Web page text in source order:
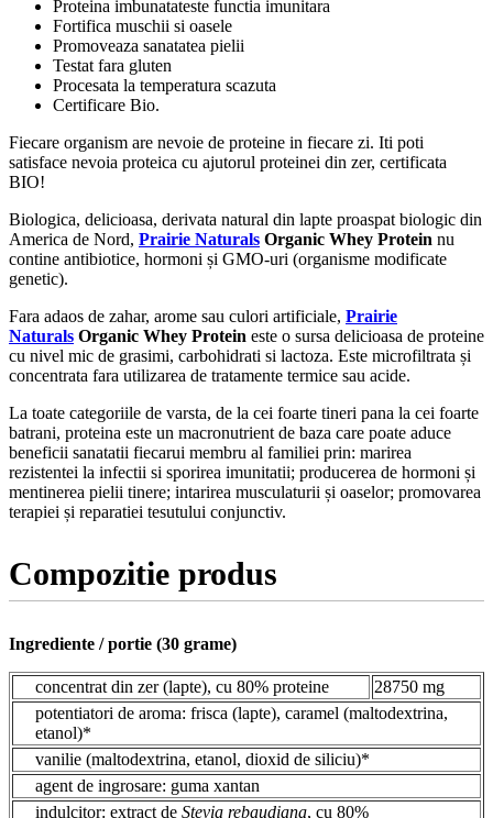
Proteina imbunatateste functia imunitara
Fortifica muschii si oasele
Promoveaza sanatatea pielii
Testat fara gluten
Procesata la temperatura scazuta
Certificare Bio.
Fiecare organism are nevoie de proteine in fiecare zi. Iti poti
satisface nevoia proteica cu ajutorul proteinei din zer, certificata
BIO!
Biologica, delicioasa, derivata natural din lapte proaspat biologic din
America de Nord, Prairie Naturals Organic Whey Protein nu
contine antibiotice, hormoni și GMO-uri (organisme modificate
genetic).
Fara adaos de zahar, arome sau culori artificiale, Prairie
Naturals Organic Whey Protein este o sursa delicioasa de proteine
cu nivel mic de grasimi, carbohidrati si lactoza. Este microfiltrata și
concentrata fara utilizarea de tratamente termice sau acide.
La toate categoriile de varsta, de la cei foarte tineri pana la cei foarte
batrani, proteina este un macronutrient de baza care poate aduce
beneficii sanatatii fiecarui membru al familiei prin: marirea
rezistentei la infectii si sporirea imunitatii; producerea de hormoni și
mentinerea pielii tinere; intarirea musculaturii și oaselor; promovarea
terapiei și reparatiei tesutului conjunctiv.
Compozitie produs
Ingrediente / portie (30 grame)
concentrat din zer (lapte), cu 80% proteine
28750 mg
potentiatori de aroma: frisca (lapte), caramel (maltodextrina,
etanol)*
vanilie (maltodextrina, etanol, dioxid de siliciu)*
agent de ingrosare: guma xantan
indulcitor: extract de Stevia rebaudiana, cu 80%